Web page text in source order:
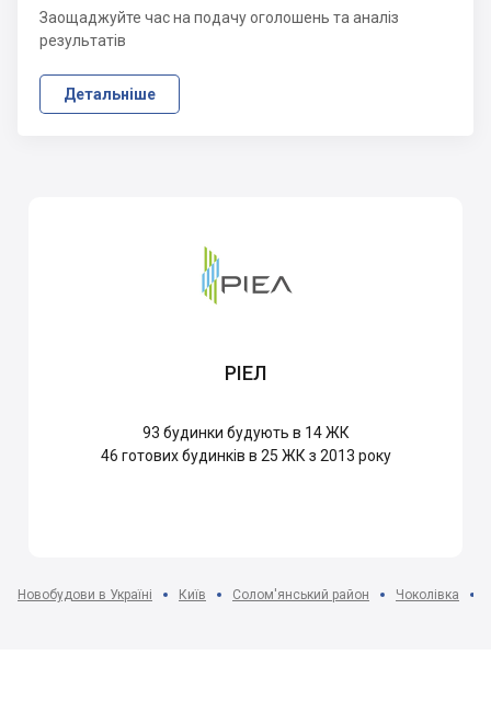
Заощаджуйте час на подачу оголошень та аналіз
результатів
Детальніше
РІЕЛ
93 будинки будують в 14 ЖК
46 готових будинків в 25 ЖК з 2013 року
Новобудови в Україні Київ Солом'янський район Чоколівка